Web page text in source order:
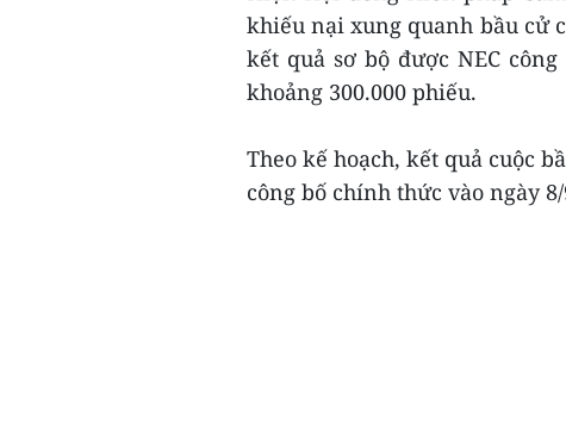
khiếu nại xung quanh bầu cử
kết quả sơ bộ được NEC
khoảng 300.000 phiếu.
Theo kế hoạch, kết quả cuộc
công bố chính thức vào ngày